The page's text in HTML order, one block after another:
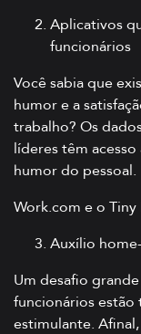
Aplicativos
funcionários
Você sabia que
humor e a
trabalho? Os
líderes têm
humor do pessoal.
Work.com e o
Auxílio
Um desafio
funcionários
estimulante.